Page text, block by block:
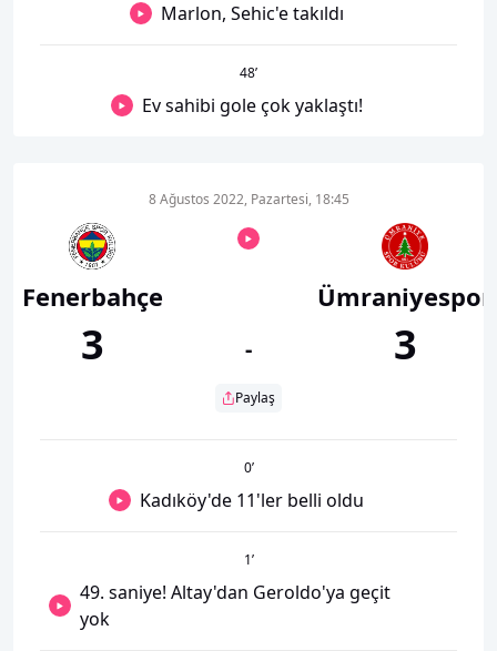
Marlon, Sehic'e takıldı
48’
Ev sahibi gole çok yaklaştı!
Fenerbahçe
3
8 Ağustos 2022, Pazartesi, 18:45
-
Paylaş
Ümraniyespor
3
0’
Kadıköy'de 11'ler belli oldu
1’
49. saniye! Altay'dan Geroldo'ya geçit
yok